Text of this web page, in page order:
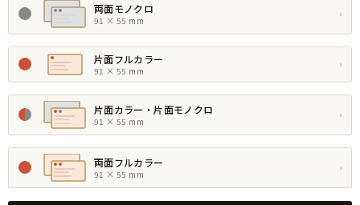
両面モノクロ
91 × 55 mm
›
片面フルカラー
91 × 55 mm
›
片面カラー・片面モノクロ
91 × 55 mm
›
両面フルカラー
91 × 55 mm
›